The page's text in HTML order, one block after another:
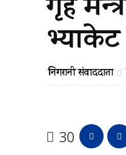
गृह
भ्याकेट
निगरानी संवाददाता
30